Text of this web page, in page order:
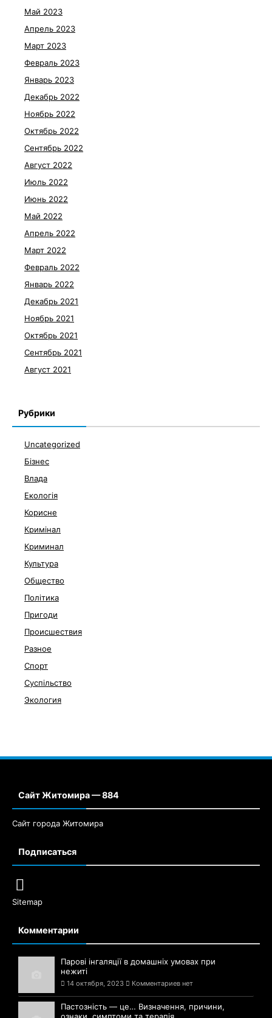
Май 2023
Апрель 2023
Март 2023
Февраль 2023
Январь 2023
Декабрь 2022
Ноябрь 2022
Октябрь 2022
Сентябрь 2022
Август 2022
Июль 2022
Июнь 2022
Май 2022
Апрель 2022
Март 2022
Февраль 2022
Январь 2022
Декабрь 2021
Ноябрь 2021
Октябрь 2021
Сентябрь 2021
Август 2021
Рубрики
Uncategorized
Бізнес
Влада
Екологія
Корисне
Кримінал
Криминал
Культура
Общество
Політика
Пригоди
Происшествия
Разное
Спорт
Суспільство
Экология
Сайт Житомира — 884
Сайт города Житомира
Подписаться
Sitemap
Комментарии
Парові інгаляції в домашніх умовах при
нежиті
14 октября, 2023 Комментариев нет
Пастозність — це… Визначення, причини,